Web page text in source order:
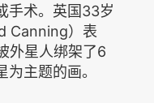
手术。英国33岁
Canning）表
外星人绑架了6
主题的画。